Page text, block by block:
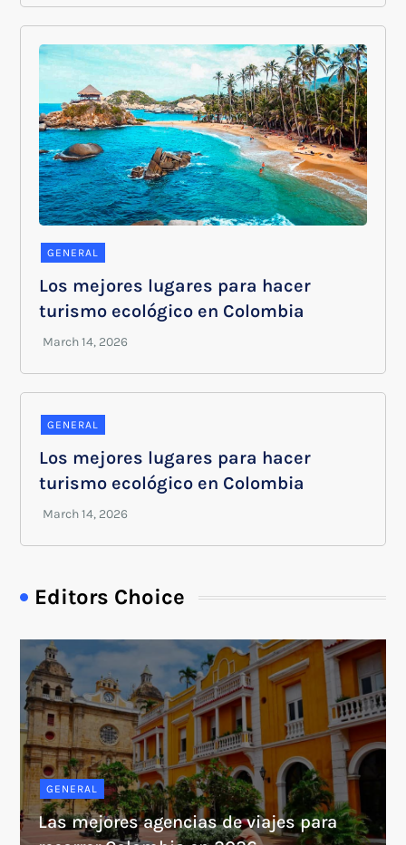
GENERAL
Los mejores lugares para hacer
turismo ecológico en Colombia
GENERAL
Los mejores lugares para hacer
turismo ecológico en Colombia
Editors Choice
GENERAL
Las mejores agencias de viajes para